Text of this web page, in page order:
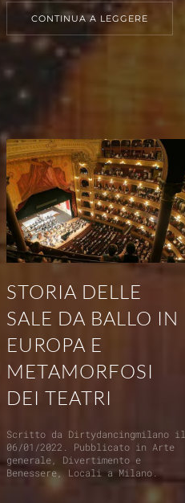
CONTINUA A LEGGERE
STORIA DELLE
SALE DA BALLO IN
EUROPA E
METAMORFOSI
DEI TEATRI
Scritto da Dirtydancingmilano il
06/01/2022 . Pubblicato in Arte
generale
Divertimento e
Benessere, Locali a Milano